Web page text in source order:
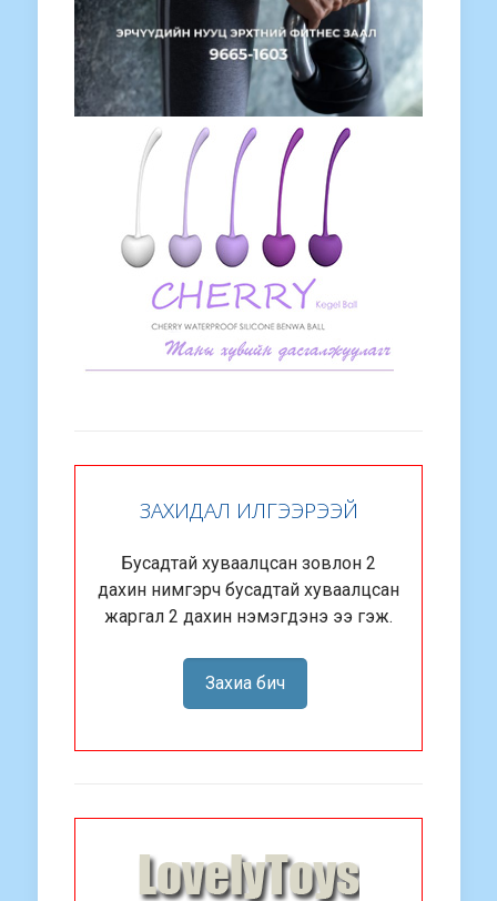
ЗАХИДАЛ ИЛГЭЭРЭЭЙ
Бусадтай хуваалцсан зовлон 2
дахин нимгэрч бусадтай хуваалцсан
жаргал 2 дахин нэмэгдэнэ ээ гэж.
Захиа бич